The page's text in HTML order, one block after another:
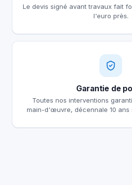
Le devis signé avant travaux fait
l'euro près.
Garantie de
Toutes nos interventions
main-d'œuvre, décennale 10 ans